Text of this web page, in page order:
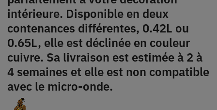
intérieure. Disponible en deux
contenances différentes, 0.42L ou
0.65L, elle est déclinée en couleur
cuivre. Sa livraison est estimée à 2 à
4 semaines et elle est non compatible
avec le micro-onde.